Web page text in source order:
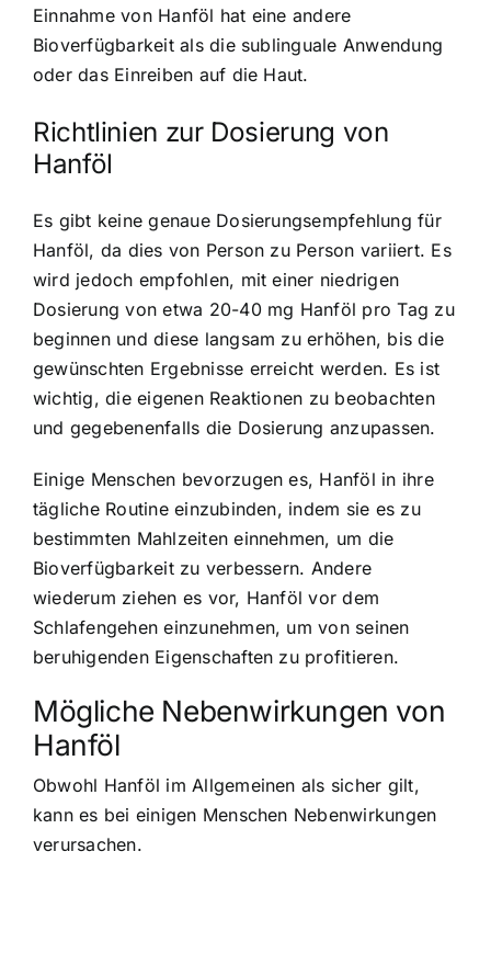
Einnahme von Hanföl hat eine andere
Bioverfügbarkeit als die sublinguale Anwendung
oder das Einreiben auf die Haut.
Richtlinien zur Dosierung von
Hanföl
Es gibt keine genaue Dosierungsempfehlung für
Hanföl, da dies von Person zu Person variiert. Es
wird jedoch empfohlen, mit einer niedrigen
Dosierung von etwa 20-40 mg Hanföl pro Tag zu
beginnen und diese langsam zu erhöhen, bis die
gewünschten Ergebnisse erreicht werden. Es ist
wichtig, die eigenen Reaktionen zu beobachten
und gegebenenfalls die Dosierung anzupassen.
Einige Menschen bevorzugen es, Hanföl in ihre
tägliche Routine einzubinden, indem sie es zu
bestimmten Mahlzeiten einnehmen, um die
Bioverfügbarkeit zu verbessern. Andere
wiederum ziehen es vor, Hanföl vor dem
Schlafengehen einzunehmen, um von seinen
beruhigenden Eigenschaften zu profitieren.
Mögliche Nebenwirkungen von
Hanföl
Obwohl Hanföl im Allgemeinen als sicher gilt,
kann es bei einigen Menschen Nebenwirkungen
verursachen.